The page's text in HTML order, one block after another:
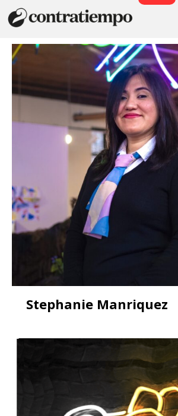
Stephanie Manriquez